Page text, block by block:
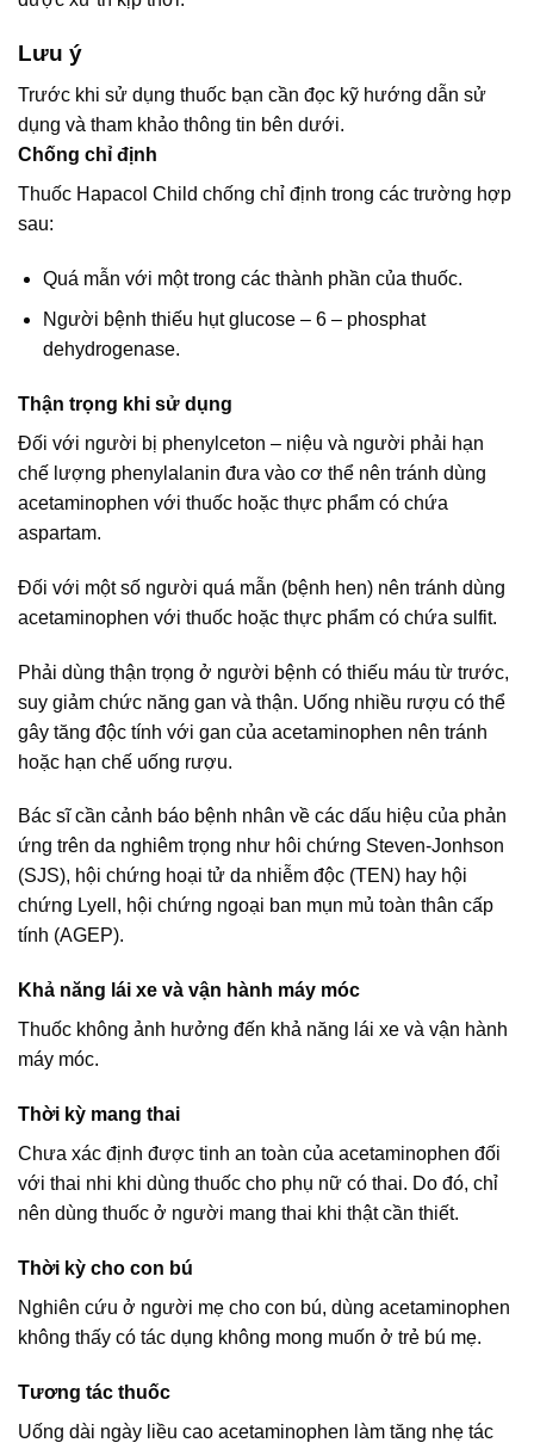
Lưu ý
Trước khi sử dụng thuốc bạn cần đọc kỹ hướng dẫn sử
dụng và tham khảo thông tin bên dưới.
Chống chỉ định
Thuốc Hapacol Child chống chỉ định trong các trường hợp
sau:
Quá mẫn với một trong các thành phần của thuốc.
Người bệnh thiếu hụt glucose – 6 – phosphat
dehydrogenase.
Thận trọng khi sử dụng
Đối với người bị phenylceton – niệu và người phải hạn
chế lượng phenylalanin đưa vào cơ thể nên tránh dùng
acetaminophen với thuốc hoặc thực phẩm có chứa
aspartam.
Đối với một số người quá mẫn (bệnh hen) nên tránh dùng
acetaminophen với thuốc hoặc thực phẩm có chứa sulfit.
Phải dùng thận trọng ở người bệnh có thiếu máu từ trước,
suy giảm chức năng gan và thận. Uống nhiều rượu có thể
gây tăng độc tính với gan của acetaminophen nên tránh
hoặc hạn chế uống rượu.
Bác sĩ cần cảnh báo bệnh nhân về các dấu hiệu của phản
ứng trên da nghiêm trọng như hôi chứng Steven-Jonhson
(SJS), hội chứng hoại tử da nhiễm độc (TEN) hay hội
chứng Lyell, hội chứng ngoại ban mụn mủ toàn thân cấp
tính (AGEP).
Khả năng lái xe và vận hành máy móc
Thuốc không ảnh hưởng đến khả năng lái xe và vận hành
máy móc.
Thời kỳ mang thai
Chưa xác định được tinh an toàn của acetaminophen đối
với thai nhi khi dùng thuốc cho phụ nữ có thai. Do đó, chỉ
nên dùng thuốc ở người mang thai khi thật cần thiết.
Thời kỳ cho con bú
Nghiên cứu ở người mẹ cho con bú, dùng acetaminophen
không thấy có tác dụng không mong muốn ở trẻ bú mẹ.
Tương tác thuốc
Uống dài ngày liều cao acetaminophen làm tăng nhẹ tác